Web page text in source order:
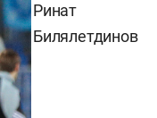
Ринат
Билялетдинов